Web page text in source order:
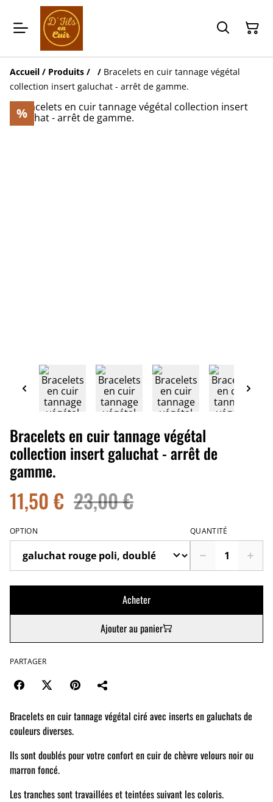
Accueil / Produits / / Bracelets en cuir tannage végétal
collection insert galuchat - arrêt de gamme.
%
Bracelets en cuir tannage végétal
collection insert galuchat - arrêt de
gamme.
11,50 € 23,00 €
OPTION QUANTITÉ
Acheter
Ajouter au panier
PARTAGER
Bracelets en cuir tannage végétal ciré avec inserts en galuchats de
couleurs diverses.
Ils sont doublés pour votre confort en cuir de chèvre velours noir ou
marron foncé.
Les tranches sont travaillées et teintées suivant les coloris.